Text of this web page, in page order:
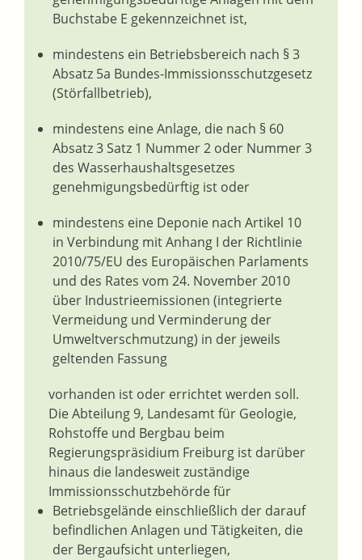
Buchstabe E gekennzeichnet ist,
mindestens ein Betriebsbereich nach § 3
Absatz 5a Bundes-Immissionsschutzgesetz
(Störfallbetrieb),
mindestens eine Anlage, die nach § 60
Absatz 3 Satz 1 Nummer 2 oder Nummer 3
des Wasserhaushaltsgesetzes
genehmigungsbedürftig ist oder
mindestens eine Deponie nach Artikel 10
in Verbindung mit Anhang I der Richtlinie
2010/75/EU des Europäischen Parlaments
und des Rates vom 24. November 2010
über Industrieemissionen (integrierte
Vermeidung und Verminderung der
Umweltverschmutzung) in der jeweils
geltenden Fassung
vorhanden ist oder errichtet werden soll.
Die Abteilung 9, Landesamt für Geologie,
Rohstoffe und Bergbau beim
Regierungspräsidium Freiburg ist darüber
hinaus die landesweit zuständige
Immissionsschutzbehörde für
Betriebsgelände einschließlich der darauf
befindlichen Anlagen und Tätigkeiten, die
der Bergaufsicht unterliegen,